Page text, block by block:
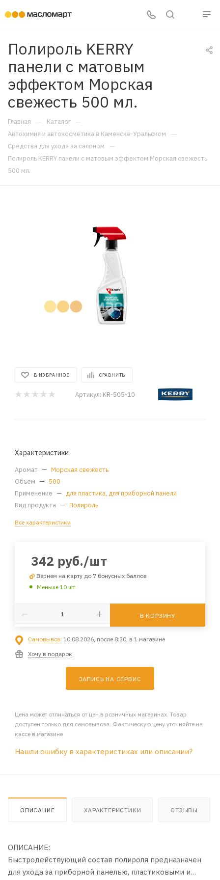
Полироль KERRY
панели с матовым
эффектом Морская
свежесть 500 мл.
Главная — Каталог —
Автохимия и автокосметика в Каменске-Уральском —
Средства для ухода за салоном —
Полироль KERRY панели с матовым эффектом Морская свежесть
500 мл.
В ИЗБРАННОЕ СРАВНИТЬ
Артикул: KR-505-10
Характеристики
Аромат — Морская свежесть
Объем — 500
Применение — для пластика, для приборной панели
Вид продукта — Полироль
Все характеристики
342 руб./шт
Вернем на карту до 7 бонусных баллов
Меньше 10 шт
В КОРЗИНУ
Самовывоз: 10.08.2026, после 8:30, в 1 магазине
Хочу в подарок
ЗАПИСЬ НА СЕРВИС
Цена может отличаться от цен в розничных магазинах. Товар
доступен только для самовывоза. Фактическую цену уточняйте на
кассе в магазине
Нашли ошибку в характеристиках или описании?
ОПИСАНИЕ ХАРАКТЕРИСТИКИ ОТЗЫВЫ
ОПИСАНИЕ:
Быстродействующий состав полироля предназначен
для ухода за приборной панелью, пластиковыми и